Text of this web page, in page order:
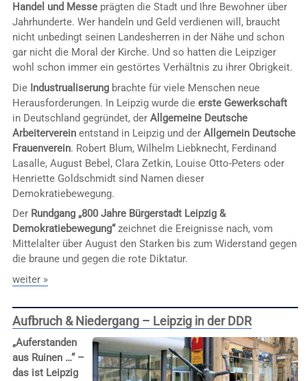
Handel und Messeprägten die Stadt und Ihre Bewohner über
Jahrhunderte. Wer handeln und Geld verdienen will, braucht
nicht unbedingt seinen Landesherren in der Nähe und schon
gar nicht die Moral der Kirche. Und so hatten die Leipziger
wohl schon immer ein gestörtes Verhältnis zu ihrer Obrigkeit.
Die Industrualiserungbrachte für viele Menschen neue
Herausforderungen. In Leipzig wurde die erste Gewerkschaft
in Deutschland gegründet, der Allgemeine Deutsche
Arbeitervereinentstand in Leipzig und der Allgemein Deutsche
Frauenverein. Robert Blum, Wilhelm Liebknecht, Ferdinand
Lasalle, August Bebel, Clara Zetkin, Louise Otto-Peters oder
Henriette Goldschmidt sind Namen dieser
Demokratiebewegung.
Der Rundgang „800 Jahre Bürgerstadt Leipzig &
Demokratiebewegung“zeichnet die Ereignisse nach, vom
Mittelalter über August den Starken bis zum Widerstand gegen
die braune und gegen die rote Diktatur.
weiter »
Aufbruch & Niedergang – Leipzig in der DDR
„Auferstanden
aus Ruinen …“ –
das ist Leipzig